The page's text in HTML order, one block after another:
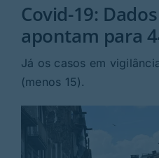
Rubricas
Covid-19:
apontam para
Já os casos em
(menos 15).